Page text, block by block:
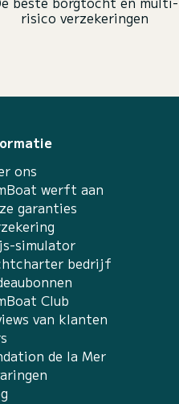
risico verzekeringen
ons
werft aan
garanties
simulator
bedrijf
Club
van klanten
de la Mer